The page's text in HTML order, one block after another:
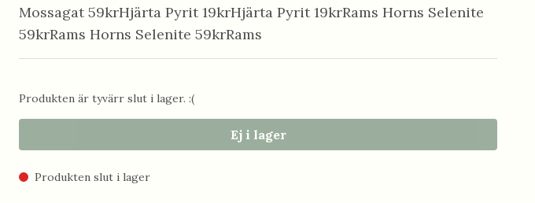
Mossagat 59krHjärta Pyrit 19krHjärta Pyrit 19krRams Horns Selenite
59krRams Horns Selenite 59krRams
Produkten är tyvärr slut i lager. :(
Ej i lager
Produkten slut i lager